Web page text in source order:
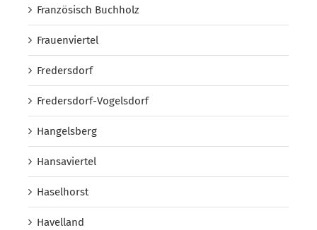
Französisch Buchholz
Frauenviertel
Fredersdorf
Fredersdorf-Vogelsdorf
Hangelsberg
Hansaviertel
Haselhorst
Havelland